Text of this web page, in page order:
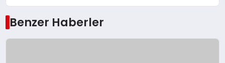
Benzer Haberler